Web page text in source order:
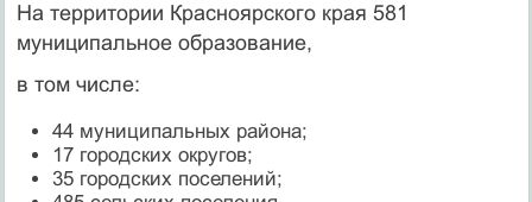
На территории Красноярского края 581
муниципальное образование,
в том числе:
44 муниципальных района;
17 городских округов;
35 городских поселений;